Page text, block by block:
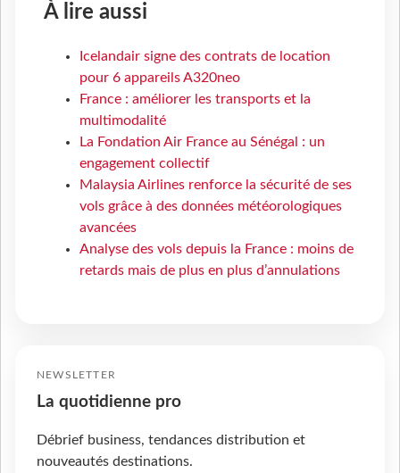
À lire aussi
Icelandair signe des contrats de location
pour 6 appareils A320neo
France : améliorer les transports et la
multimodalité
La Fondation Air France au Sénégal : un
engagement collectif
Malaysia Airlines renforce la sécurité de ses
vols grâce à des données météorologiques
avancées
Analyse des vols depuis la France : moins de
retards mais de plus en plus d’annulations
NEWSLETTER
La quotidienne pro
Débrief business, tendances distribution et
nouveautés destinations.